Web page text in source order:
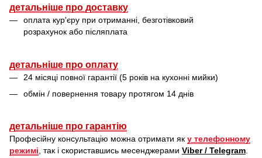
детальніше про доставку
оплата кур'єру при отриманні, безготівковий
розрахунок або післяплата
детальніше про оплату
24 місяці повної гарантії (5 років на кухонні мийки)
обмін / повернення товару протягом 14 днів
детальніше про гарантію
Професійну консультацію можна отримати як у телефонному
режимі, так і скориставшись месенджерами Viber / Telegram.